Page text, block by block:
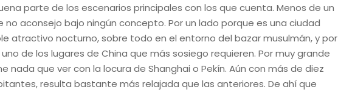
parte de los escenarios principales con los que cuenta. Menos de un
no aconsejo bajo ningún concepto. Por un lado porque es una ciudad
atractivo nocturno, sobre todo en el entorno del bazar musulmán, y por
de los lugares de China que más sosiego requieren. Por muy grande
nada que ver con la locura de Shanghai o Pekín. Aún con más de diez
resulta bastante más relajada que las anteriores. De ahí que